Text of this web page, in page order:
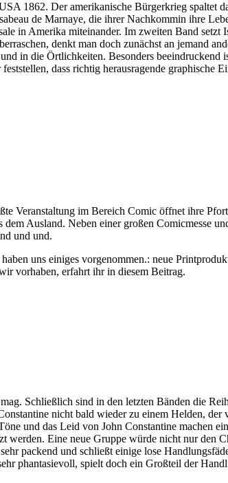
1862. Der amerikanische Bürgerkrieg spaltet
de Marnaye, die ihrer Nachkommin ihre
in Amerika miteinander. Im zweiten Band
denkt man doch zunächst an jemand
in die Örtlichkeiten. Besonders beeindruckend
dass richtig herausragende
Veranstaltung im Bereich Comic öffnet ihre
Ausland. Neben einer großen Comicmesse
und und.
uns einiges vorgenommen.: neue
vorhaben, erfahrt ihr in diesem Beitrag.
Schließlich sind in den letzten Bänden die
nicht bald wieder zu einem Helden, der
und das Leid von John Constantine machen
Eine neue Gruppe würde nicht nur den
packend und schließt einige lose
phantasievoll, spielt doch ein Großteil der